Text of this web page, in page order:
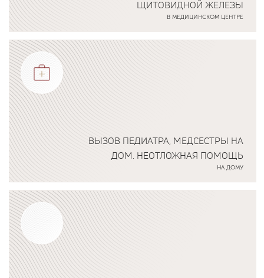
ЩИТОВИДНОЙ ЖЕЛЕЗЫ
В МЕДИЦИНСКОМ ЦЕНТРЕ
Подробнее о программе
ВЫЗОВ ПЕДИАТРА, МЕДСЕСТРЫ НА
ДОМ. НЕОТЛОЖНАЯ ПОМОЩЬ
НА ДОМУ
Подробнее о программе